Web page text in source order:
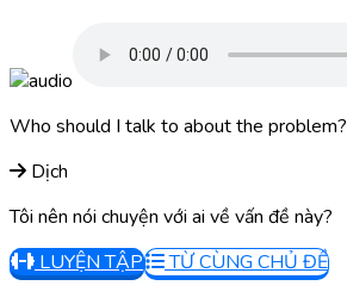
Who should I talk to about the problem?
Dịch
Tôi nên nói chuyện với ai về vấn đề này?
LUYỆN TẬP
TỪ CÙNG CHỦ ĐỀ